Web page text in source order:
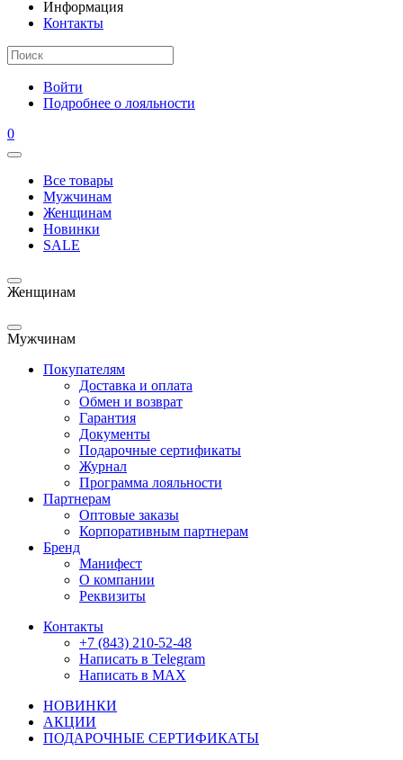
Информация
Контакты
Войти
Подробнее о лояльности
0
Все товары
Мужчинам
Женщинам
Новинки
SALE
Женщинам
Мужчинам
Покупателям
Доставка и оплата
Обмен и возврат
Гарантия
Документы
Подарочные сертификаты
Журнал
Программа лояльности
Партнерам
Оптовые заказы
Корпоративным партнерам
Бренд
Манифест
О компании
Реквизиты
Контакты
+7 (843) 210-52-48
Написать в Telegram
Написать в MAX
НОВИНКИ
АКЦИИ
ПОДАРОЧНЫЕ СЕРТИФИКАТЫ